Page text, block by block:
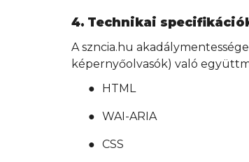
4. Technikai
A szncia.hu
képernyőolvasók) való
●
HTML
● WAI-ARIA
● CSS